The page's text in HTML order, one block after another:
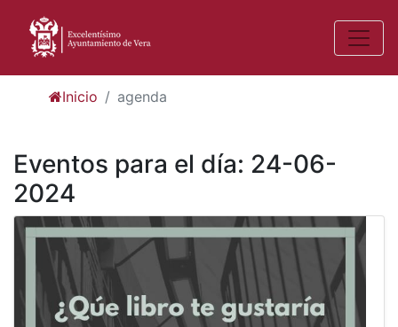
Inicio agenda
Eventos para el día: 24-06-
2024